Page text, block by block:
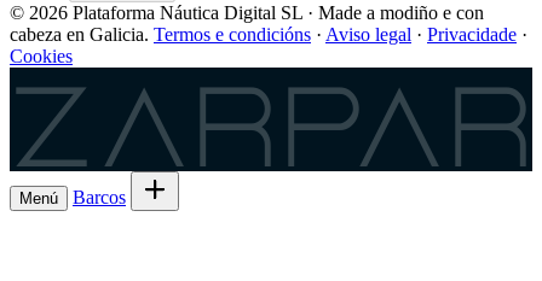
© 2026 Plataforma Náutica Digital SL · Made a modiño e con
cabeza en Galicia. Termos e condicións · Aviso legal · Privacidade ·
Cookies
Zarpar
Menú Barcos